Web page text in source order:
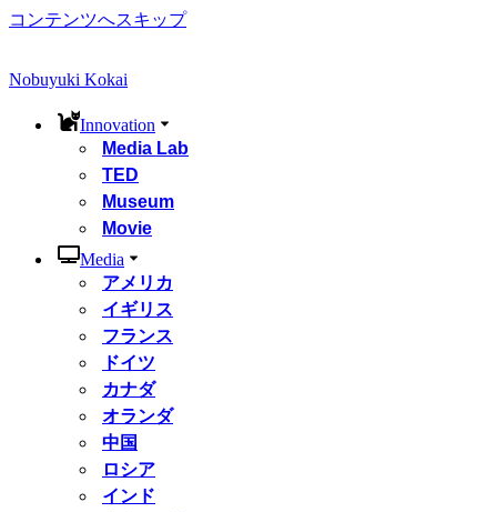
コンテンツへスキップ
Nobuyuki Kokai
Innovation
Media Lab
TED
Museum
Movie
Media
アメリカ
イギリス
フランス
ドイツ
カナダ
オランダ
中国
ロシア
インド